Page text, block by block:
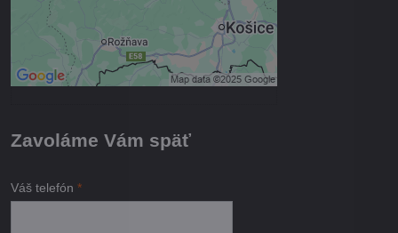
Povoliť a zapamätať - súhlas s
druhom cookie: Funkčné
Otvoriť obsah v novom okne
Zavoláme Vám späť
Váš telefón *